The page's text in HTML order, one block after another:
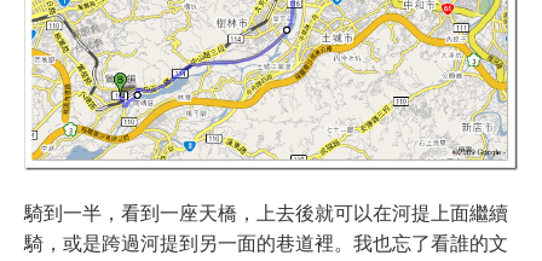
騎到一半，看到一座天橋，上去後就可以在河提上面繼續
騎，或是跨過河提到另一面的巷道裡。我也忘了看誰的文